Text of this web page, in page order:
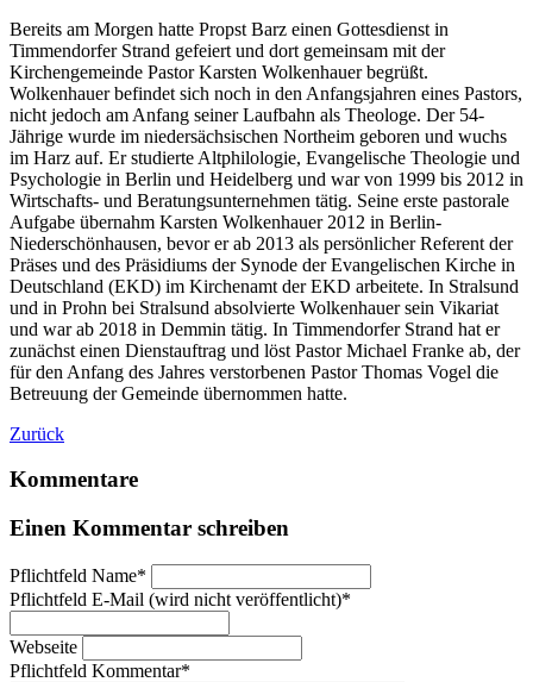
Bereits am Morgen hatte Propst Barz einen Gottesdienst in
Timmendorfer Strand gefeiert und dort gemeinsam mit der
Kirchengemeinde Pastor Karsten Wolkenhauer begrüßt.
Wolkenhauer befindet sich noch in den Anfangsjahren eines Pastors,
nicht jedoch am Anfang seiner Laufbahn als Theologe. Der 54-
Jährige wurde im niedersächsischen Northeim geboren und wuchs
im Harz auf. Er studierte Altphilologie, Evangelische Theologie und
Psychologie in Berlin und Heidelberg und war von 1999 bis 2012 in
Wirtschafts- und Beratungsunternehmen tätig. Seine erste pastorale
Aufgabe übernahm Karsten Wolkenhauer 2012 in Berlin-
Niederschönhausen, bevor er ab 2013 als persönlicher Referent der
Präses und des Präsidiums der Synode der Evangelischen Kirche in
Deutschland (EKD) im Kirchenamt der EKD arbeitete. In Stralsund
und in Prohn bei Stralsund absolvierte Wolkenhauer sein Vikariat
und war ab 2018 in Demmin tätig. In Timmendorfer Strand hat er
zunächst einen Dienstauftrag und löst Pastor Michael Franke ab, der
für den Anfang des Jahres verstorbenen Pastor Thomas Vogel die
Betreuung der Gemeinde übernommen hatte.
Zurück
Kommentare
Einen Kommentar schreiben
Pflichtfeld Name*
Pflichtfeld E-Mail (wird nicht veröffentlicht)*
Webseite
Pflichtfeld Kommentar*